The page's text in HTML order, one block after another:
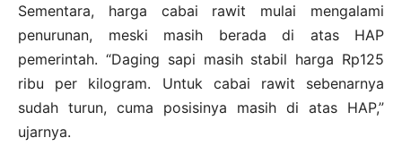
Sementara, harga cabai rawit mulai mengalami
penurunan, meski masih berada di atas HAP
pemerintah. “Daging sapi masih stabil harga Rp125
ribu per kilogram. Untuk cabai rawit sebenarnya
sudah turun, cuma posisinya masih di atas HAP,”
ujarnya.